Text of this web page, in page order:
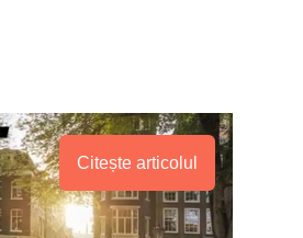
Citește articolul